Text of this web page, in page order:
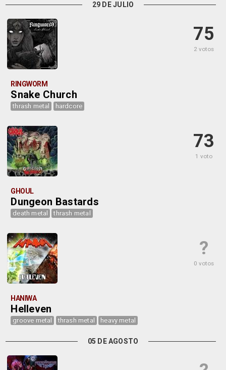
29 DE JULIO
75
2 votos
RINGWORM
Snake Church
thrash metal hardcore
73
1 voto
GHOUL
Dungeon Bastards
death metal thrash metal
?
0 votos
HANIWA
Helleven
groove metal thrash metal heavy metal
05 DE AGOSTO